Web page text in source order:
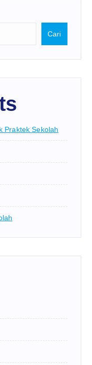
Cari
Praktek Sekolah